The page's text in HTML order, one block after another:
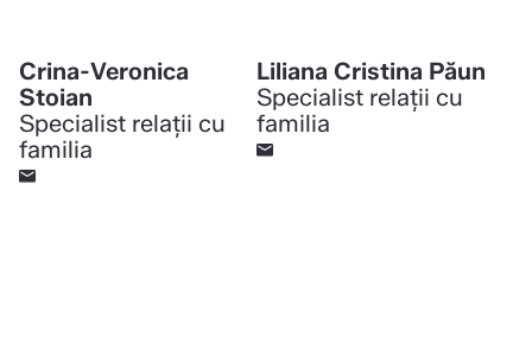
Crina-Veronica
Stoian
Specialist relații cu
familia
Liliana Cristina Păun
Specialist relații cu
familia